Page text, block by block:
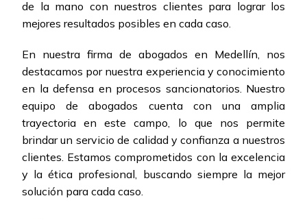
de la mano con nuestros clientes para lograr los
mejores resultados posibles en cada caso.
En nuestra firma de abogados en Medellín, nos
destacamos por nuestra experiencia y conocimiento
en la defensa en procesos sancionatorios. Nuestro
equipo de abogados cuenta con una amplia
trayectoria en este campo, lo que nos permite
brindar un servicio de calidad y confianza a nuestros
clientes. Estamos comprometidos con la excelencia
y la ética profesional, buscando siempre la mejor
solución para cada caso.